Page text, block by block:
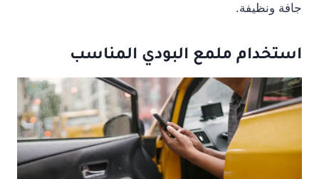
جافة ونظيفة.
استخدام ملمع البودي المناسب